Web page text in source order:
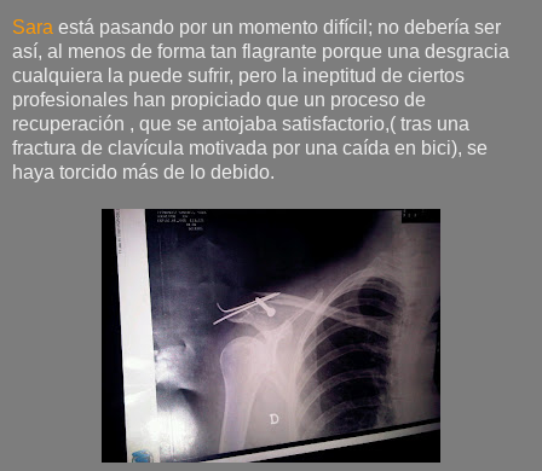
Sara está pasando por un momento difícil; no debería ser
así, al menos de forma tan flagrante porque una desgracia
cualquiera la puede sufrir, pero la ineptitud de ciertos
profesionales han propiciado que un proceso de
recuperación , que se antojaba satisfactorio,( tras una
fractura de clavícula motivada por una caída en bici), se
haya torcido más de lo debido.